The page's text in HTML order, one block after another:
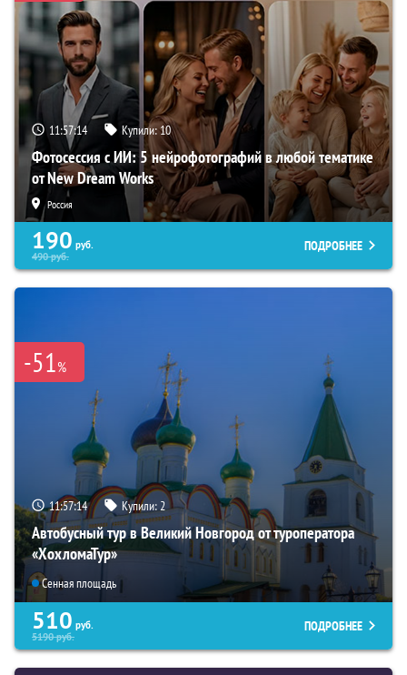
11:57:13 Купили:10
Фотосессия с ИИ: 5 нейрофотографий в любой тематике
от New Dream Works
Россия
190 руб.
490руб.
ПОДРОБНЕЕ
-51%
11:57:13 Купили:2
Автобусный тур в Великий Новгород от туроператора
«ХохломаТур»
Сенная площадь
510 руб.
5190руб.
ПОДРОБНЕЕ